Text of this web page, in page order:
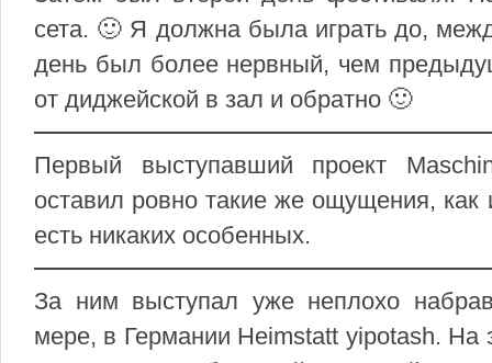
сета. 🙂 Я должна была играть до,
день был более нервный, чем
от диджейской в зал и обратно 🙂
Первый выступавший проект
оставил ровно такие же ощущения, как
есть никаких особенных.
За ним выступал уже неплохо
мере, в Германии Heimstatt yipotash. На